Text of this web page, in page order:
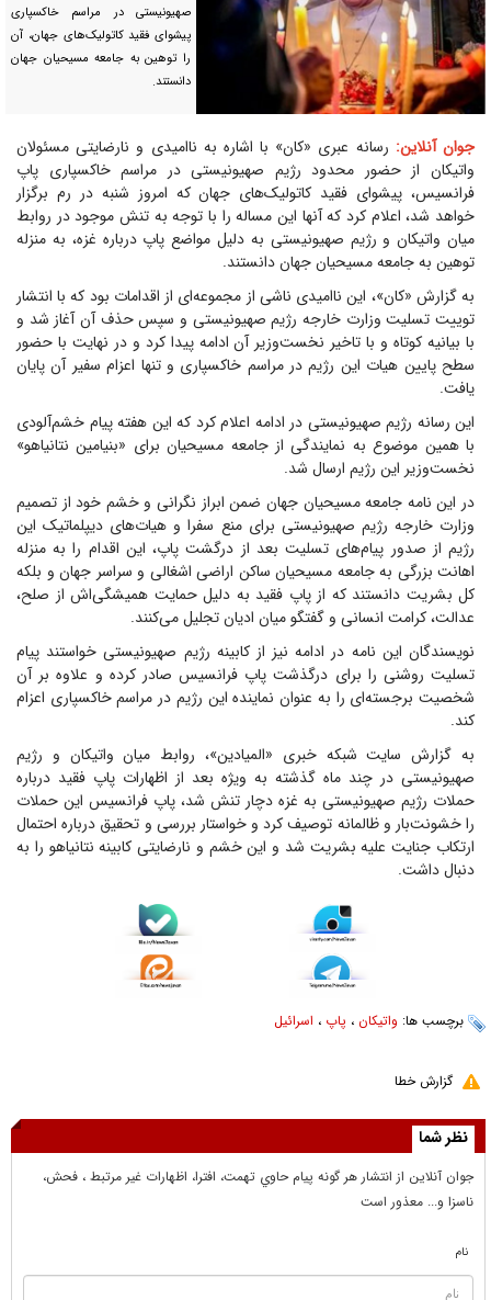
صهیونیستی در مراسم خاکسپاری
پیشوای فقید کاتولیک‌های جهان، آن
را توهین به جامعه مسیحیان جهان
دانستند.
جوان آنلاین: رسانه عبری «کان» با اشاره به ناامیدی و نارضایتی مسئولان
واتیکان از حضور محدود رژیم صهیونیستی در مراسم خاکسپاری پاپ
فرانسیس، پیشوای فقید کاتولیک‌های جهان که امروز شنبه در رم برگزار
خواهد شد، اعلام کرد که آنها این مساله را با توجه به تنش موجود در روابط
میان واتیکان و رژیم صهیونیستی به دلیل مواضع پاپ درباره غزه، به منزله
توهین به جامعه مسیحیان جهان دانستند.
به گزارش «کان»، این ناامیدی ناشی از مجموعه‌ای از اقدامات بود که با انتشار
توییت تسلیت وزارت خارجه رژیم صهیونیستی و سپس حذف آن آغاز شد و
با بیانیه کوتاه و با تاخیر نخست‌وزیر آن ادامه پیدا کرد و در نهایت با حضور
سطح پایین هیات این رژیم در مراسم خاکسپاری و تنها اعزام سفیر آن پایان
یافت.
این رسانه رژیم صهیونیستی در ادامه اعلام کرد که این هفته پیام خشم‌آلودی
با همین موضوع به نمایندگی از جامعه مسیحیان برای «بنیامین نتانیاهو»
نخست‌وزیر این رژیم ارسال شد.
در این نامه جامعه مسیحیان جهان ضمن ابراز نگرانی و خشم خود از تصمیم
وزارت خارجه رژیم صهیونیستی برای منع سفرا و هیات‌های دیپلماتیک این
رژیم از صدور پیام‌های تسلیت بعد از درگشت پاپ، این اقدام را به منزله
اهانت بزرگی به جامعه مسیحیان ساکن اراضی اشغالی و سراسر جهان و بلکه
کل بشریت دانستند که از پاپ فقید به دلیل حمایت همیشگی‌اش از صلح،
عدالت، کرامت انسانی و گفتگو میان ادیان تجلیل می‌کنند.
نویسندگان این نامه در ادامه نیز از کابینه رژیم صهیونیستی خواستند پیام
تسلیت روشنی را برای درگذشت پاپ فرانسیس صادر کرده و علاوه بر آن
شخصیت برجسته‌ای را به عنوان نماینده این رژیم در مراسم خاکسپاری اعزام
کند.
به گزارش سایت شبکه خبری «المیادین»، روابط میان واتیکان و رژیم
صهیونیستی در چند ماه گذشته به ویژه بعد از اظهارات پاپ فقید درباره
حملات رژیم صهیونیستی به غزه دچار تنش شد، پاپ فرانسیس این حملات
را خشونت‌بار و ظالمانه توصیف کرد و خواستار بررسی و تحقیق درباره احتمال
ارتکاب جنایت علیه بشریت شد و این خشم و نارضایتی کابینه نتانیاهو را به
دنبال داشت.
برچسب ها: واتیکان ، پاپ ، اسرائیل
گزارش خطا
نظر شما
جوان آنلاين از انتشار هر گونه پيام حاوي تهمت، افترا، اظهارات غير مرتبط ، فحش،
ناسزا و... معذور است
نام